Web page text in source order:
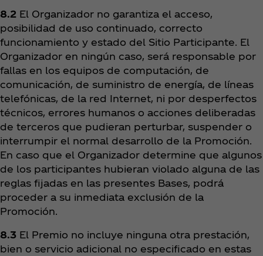
8.2 El Organizador no garantiza el acceso,
posibilidad de uso continuado, correcto
funcionamiento y estado del Sitio Participante. El
Organizador en ningún caso, será responsable por
fallas en los equipos de computación, de
comunicación, de suministro de energía, de líneas
telefónicas, de la red Internet, ni por desperfectos
técnicos, errores humanos o acciones deliberadas
de terceros que pudieran perturbar, suspender o
interrumpir el normal desarrollo de la Promoción.
En caso que el Organizador determine que algunos
de los participantes hubieran violado alguna de las
reglas fijadas en las presentes Bases, podrá
proceder a su inmediata exclusión de la
Promoción.
8.3 El Premio no incluye ninguna otra prestación,
bien o servicio adicional no especificado en estas